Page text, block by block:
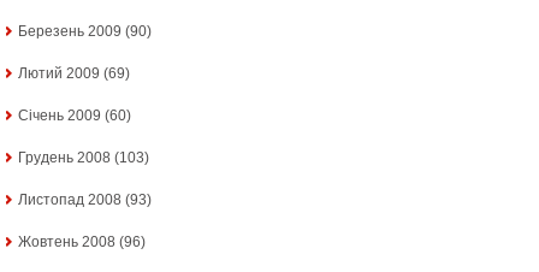
Березень 2009 (90)
Лютий 2009 (69)
Січень 2009 (60)
Грудень 2008 (103)
Листопад 2008 (93)
Жовтень 2008 (96)